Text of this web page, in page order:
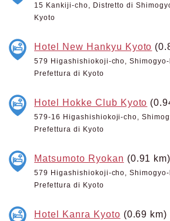
15 Kankiji-cho, Distretto di
Kyoto
Hotel New Hankyu Kyoto
579 Higashishiokoji-cho, Shimogyo-
Prefettura di Kyoto
Hotel Hokke Club Kyoto
579-16 Higashishiokoji-cho,
Prefettura di Kyoto
Matsumoto Ryokan (0.91 km)
579 Higashishiokoji-cho, Shimogyo-
Prefettura di Kyoto
Hotel Kanra Kyoto (0.69 km)